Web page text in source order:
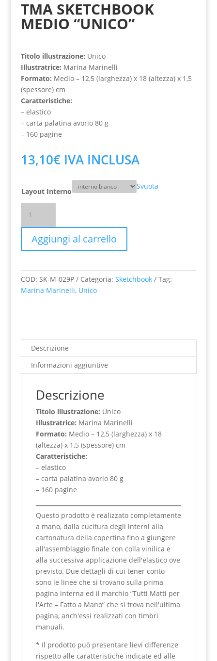
TMA SKETCHBOOK
MEDIO “UNICO”
Titolo illustrazione: Unico
Illustratrice: Marina Marinelli
Formato: Medio – 12,5 (larghezza) x 18 (altezza) x 1,5
(spessore) cm
Caratteristiche:
– elastico
– carta palatina avorio 80 g
– 160 pagine
13,10€ IVA INCLUSA
Layout Interno
Svuota
Sketchbook
Medio
"Unico"
quantità
Aggiungi al carrello
COD: SK-M-029P Categoria: Sketchbook
Tag:
Marina Marinelli, Unico
Descrizione
Informazioni aggiuntive
Descrizione
Titolo illustrazione: Unico
Illustratrice: Marina Marinelli
Formato: Medio – 12,5 (larghezza) x 18
(altezza) x 1,5 (spessore) cm
Caratteristiche:
– elastico
– carta palatina avorio 80 g
– 160 pagine
Questo prodotto è realizzato completamente
a mano, dalla cucitura degli interni alla
cartonatura della copertina fino a giungere
all'assemblaggio finale con colla vinilica e
alla successiva applicazione dell'elastico ove
previsto. Due dettagli di cui tener conto
sono le linee che si trovano sulla prima
pagina interna ed il marchio “Tutti Matti per
l'Arte – Fatto a Mano” che si trova nell'ultima
pagina, anch'essi realizzati con timbri
manuali.
* Il prodotto può presentare lievi differenze
rispetto alle caratteristiche indicate ed alle